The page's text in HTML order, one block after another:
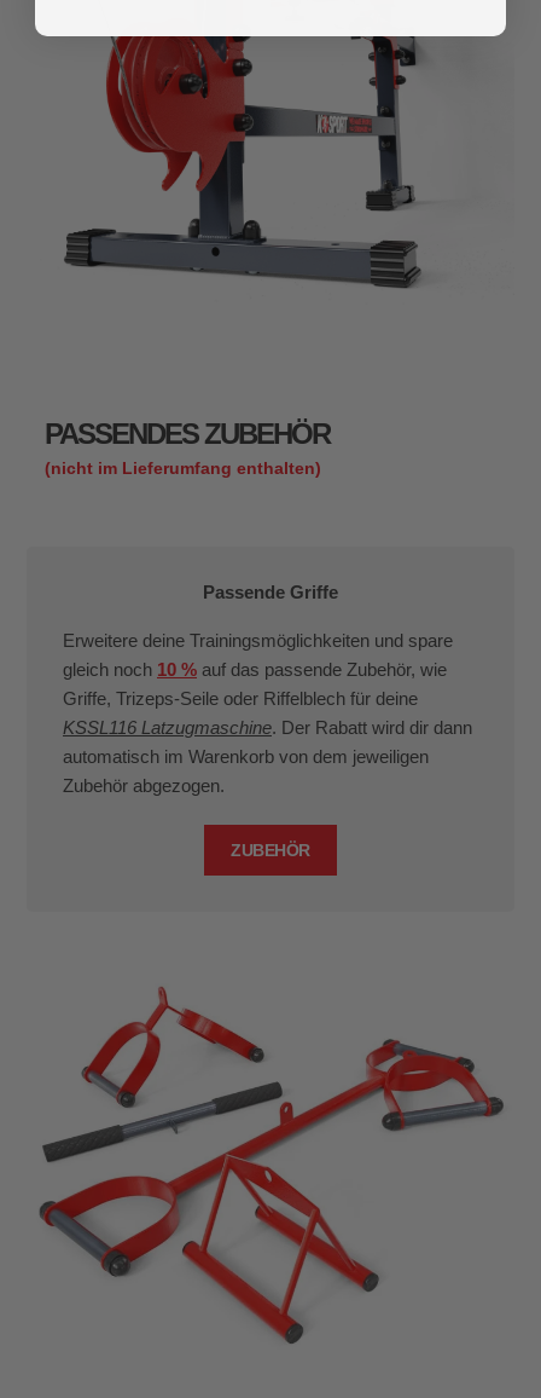
PASSENDES ZUBEHÖR
(nicht im Lieferumfang enthalten)
Passende Griffe
Erweitere deine Trainingsmöglichkeiten und spare
gleich noch 10 % auf das passende Zubehör, wie
Griffe, Trizeps-Seile oder Riffelblech für deine
KSSL116 Latzugmaschine. Der Rabatt wird dir dann
automatisch im Warenkorb von dem jeweiligen
Zubehör abgezogen.
ZUBEHÖR